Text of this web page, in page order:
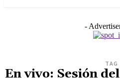
-
TAG
En vivo: Sesión